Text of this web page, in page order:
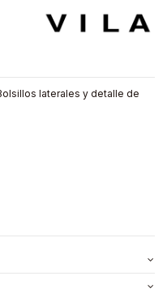
laterales y detalle de